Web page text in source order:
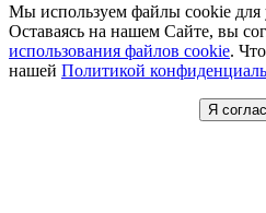
Мы используем файлы cookie для
Оставаясь на нашем Сайте, вы
использования файлов cookie.
нашей Политикой
Я